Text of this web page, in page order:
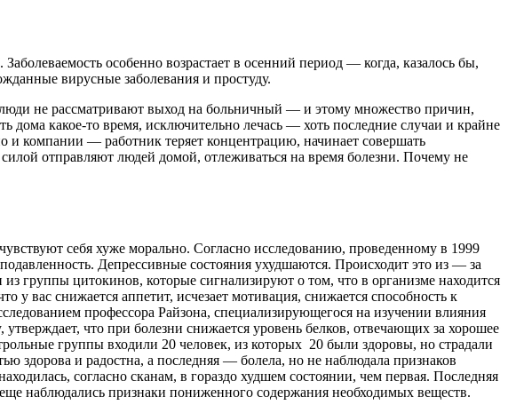
особенно возрастает в осенний период — когда, казалось бы,
вирусные заболевания и простуду.
не рассматривают выход на больничный — и этому множество причин,
дома какое-то время, исключительно лечась — хоть последние случаи и крайне
и компании — работник теряет концентрацию, начинает совершать
отправляют людей домой, отлеживаться на время болезни. Почему не
себя хуже морально. Согласно исследованию, проведенному в 1999
Депрессивные состояния ухудшаются. Происходит это из — за
группы цитокинов, которые сигнализируют о том, что в организме находится
вас снижается аппетит, исчезает мотивация, снижается способность к
профессора Райзона, специализирующегося на изучении влияния
что при болезни снижается уровень белков, отвечающих за хорошее
группы входили 20 человек, из которых 20 были здоровы, но страдали
здорова и радостна, а последняя — болела, но не наблюдала признаков
согласно сканам, в гораздо худшем состоянии, чем первая. Последняя
наблюдались признаки пониженного содержания необходимых веществ.